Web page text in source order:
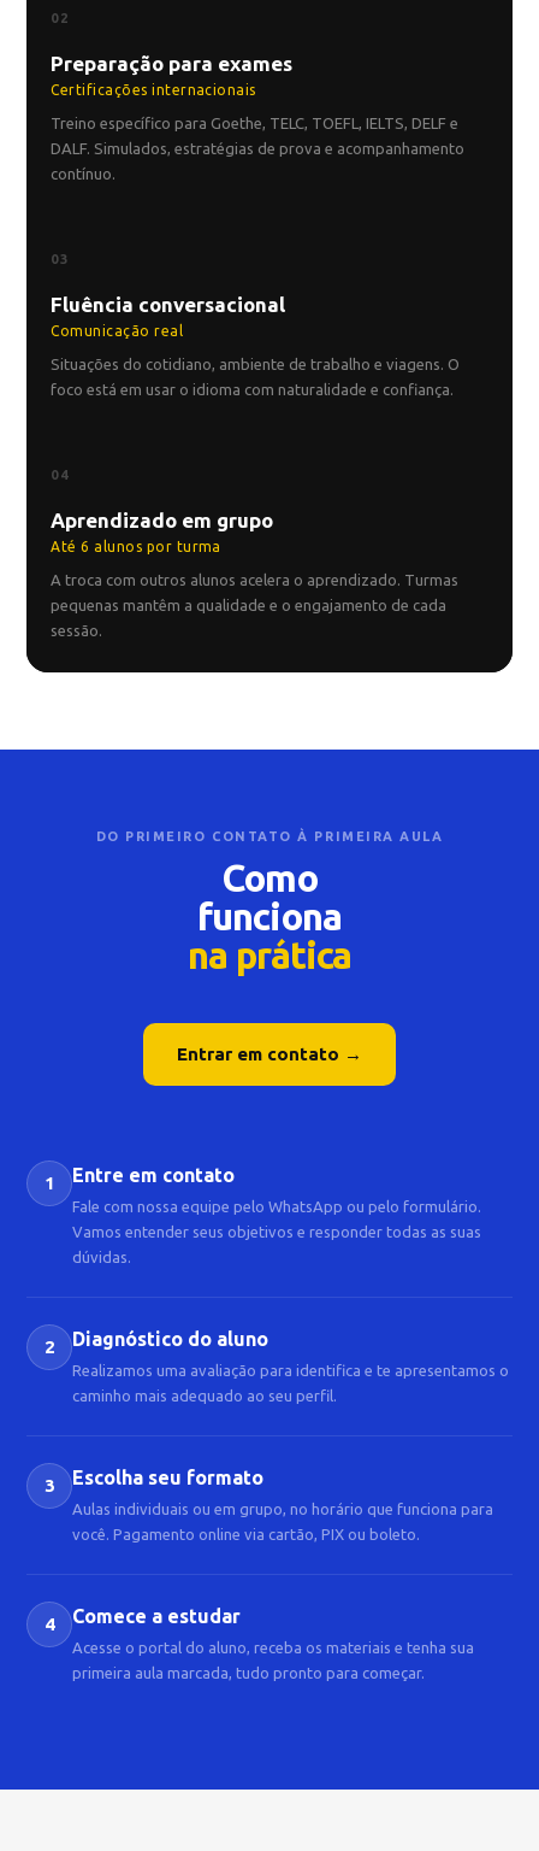
02
Preparação para exames
Certificações internacionais
Treino específico para Goethe, TELC, TOEFL, IELTS, DELF e
DALF. Simulados, estratégias de prova e acompanhamento
contínuo.
03
Fluência conversacional
Comunicação real
Situações do cotidiano, ambiente de trabalho e viagens. O
foco está em usar o idioma com naturalidade e confiança.
04
Aprendizado em grupo
Até 6 alunos por turma
A troca com outros alunos acelera o aprendizado. Turmas
pequenas mantêm a qualidade e o engajamento de cada
sessão.
DO PRIMEIRO CONTATO À PRIMEIRA AULA
Como
funciona
na prática
Entrar em contato →
1 Entre em contato
Fale com nossa equipe pelo WhatsApp ou pelo formulário.
Vamos entender seus objetivos e responder todas as suas
dúvidas.
2 Diagnóstico do aluno
Realizamos uma avaliação para identifica e te apresentamos o
caminho mais adequado ao seu perfil.
3 Escolha seu formato
Aulas individuais ou em grupo, no horário que funciona para
você. Pagamento online via cartão, PIX ou boleto.
4 Comece a estudar
Acesse o portal do aluno, receba os materiais e tenha sua
primeira aula marcada, tudo pronto para começar.